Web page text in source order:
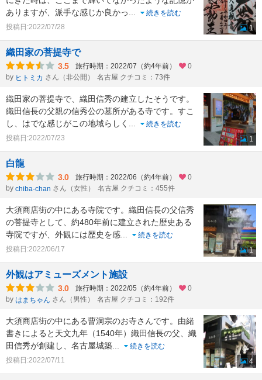
ありますが、派手な感じか良かっ
続きを読む
投稿日:2022/07/28
1
織田家の菩提寺で
3.5 旅行時期：2022/07（約4年前）
0
by ヒトミカ さん（非公開） 名古屋 クチコミ：73件
織田家の菩提寺で、織田信秀の建立したそうです。
織田信長の父親の信秀公の墓所がある寺です。すこ
し、はでな感じがこの地域らしく
続きを読む
投稿日:2022/07/23
1
白龍
3.0 旅行時期：2022/06（約4年前）
0
by chiba-chan さん（女性） 名古屋 クチコミ：455件
大須商店街の中にある寺院です。織田信長の父信秀
の菩提寺として、約480年前に建立された歴史ある
寺院ですが、外観には歴史を感
続きを読む
投稿日:2022/06/17
1
外観はアミューズメント施設
3.0 旅行時期：2022/05（約4年前）
0
by はまちゃん さん（男性） 名古屋 クチコミ：192件
大須商店街の中にある曹洞宗のお寺さんです。由緒
書きによると天文九年（1540年）織田信長の父、織
田信秀が創建し、名古屋城築
続きを読む
投稿日:2022/07/11
4